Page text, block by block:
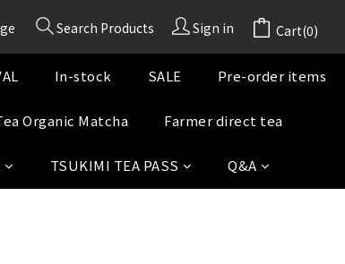
Search Products Sign in Cart(0)
In-stock SALE Pre-order items
Organic Matcha Farmer direct tea
TSUKIMI TEA PASS Q&A